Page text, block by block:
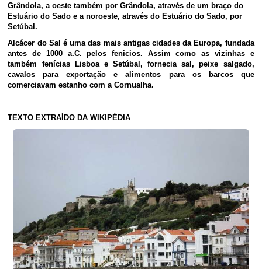
Grândola, a oeste também por Grândola, através de um braço do
Estuário do Sado e a noroeste, através do Estuário do Sado, por
Setúbal.
Alcácer do Sal é uma das mais antigas cidades da Europa, fundada
antes de 1000 a.C. pelos fenicios. Assim como as vizinhas e
também fenícias Lisboa e Setúbal, fornecia sal, peixe salgado,
cavalos para exportação e alimentos para os barcos que
comerciavam estanho com a Cornualha.
TEXTO EXTRAÍDO DA WIKIPÉDIA